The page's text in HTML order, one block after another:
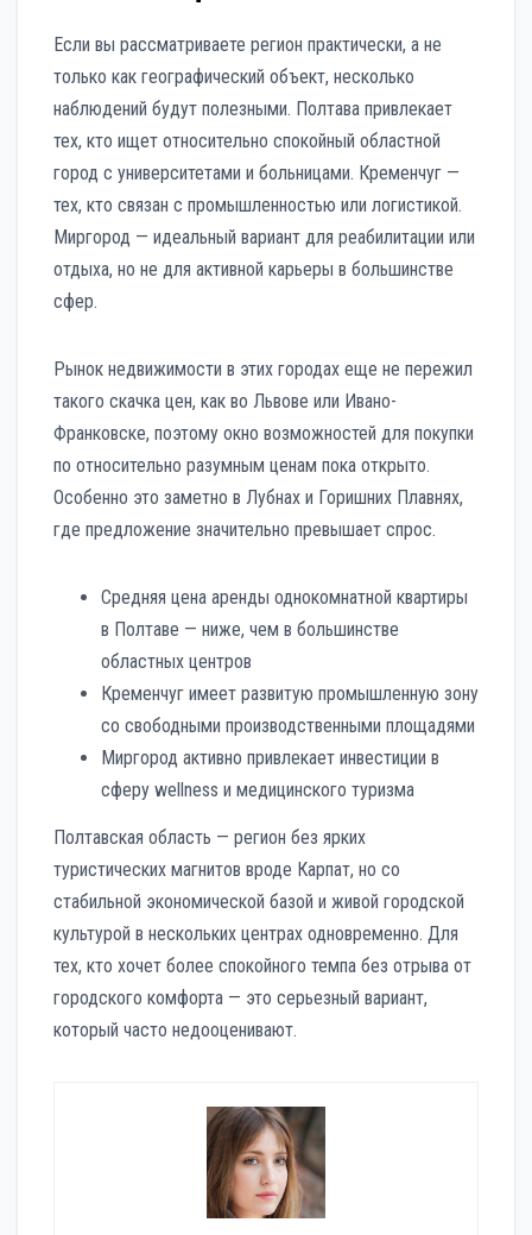
Если вы рассматриваете регион практически, а не
только как географический объект, несколько
наблюдений будут полезными. Полтава привлекает
тех, кто ищет относительно спокойный областной
город с университетами и больницами. Кременчуг —
тех, кто связан с промышленностью или логистикой.
Миргород — идеальный вариант для реабилитации или
отдыха, но не для активной карьеры в большинстве
сфер.
Рынок недвижимости в этих городах еще не пережил
такого скачка цен, как во Львове или Ивано-
Франковске, поэтому окно возможностей для покупки
по относительно разумным ценам пока открыто.
Особенно это заметно в Лубнах и Горишних Плавнях,
где предложение значительно превышает спрос.
Средняя цена аренды однокомнатной квартиры
в Полтаве — ниже, чем в большинстве
областных центров
Кременчуг имеет развитую промышленную зону
со свободными производственными площадями
Миргород активно привлекает инвестиции в
сферу wellness и медицинского туризма
Полтавская область — регион без ярких
туристических магнитов вроде Карпат, но со
стабильной экономической базой и живой городской
культурой в нескольких центрах одновременно. Для
тех, кто хочет более спокойного темпа без отрыва от
городского комфорта — это серьезный вариант,
который часто недооценивают.